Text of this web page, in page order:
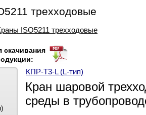
трехходовые
ISO5211 трехходовые
скачивания
КПР-Т3-L (L-тип)
Кран шаровой
среды в